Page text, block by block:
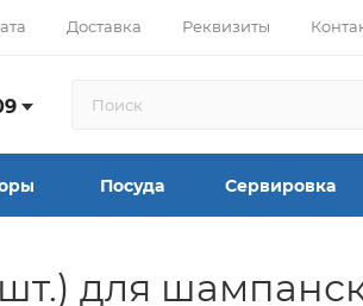
Доставка Реквизиты
Посуда Сервировка
для